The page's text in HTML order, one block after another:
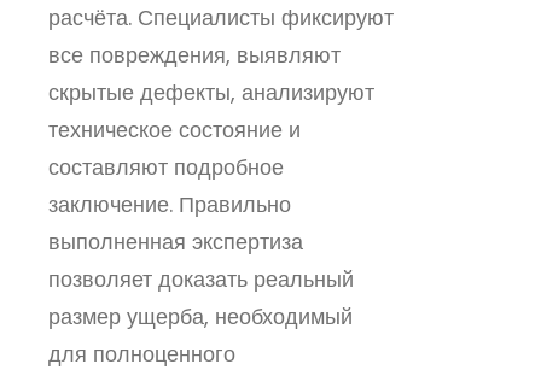
расчёта. Специалисты фиксируют
все повреждения, выявляют
скрытые дефекты, анализируют
техническое состояние и
составляют подробное
заключение. Правильно
выполненная экспертиза
позволяет доказать реальный
размер ущерба, необходимый
для полноценного